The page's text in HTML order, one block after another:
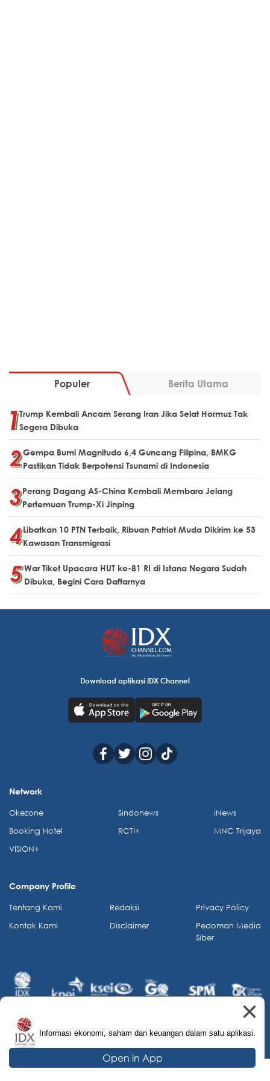
Populer Berita Utama
Trump Kembali Ancam Serang Iran Jika Selat Hormuz Tak
Segera Dibuka
Gempa Bumi Magnitudo 6,4 Guncang Filipina, BMKG
Pastikan Tidak Berpotensi Tsunami di Indonesia
Perang Dagang AS-China Kembali Membara Jelang
Pertemuan Trump-Xi Jinping
Libatkan 10 PTN Terbaik, Ribuan Patriot Muda Dikirim ke 53
Kawasan Transmigrasi
War Tiket Upacara HUT ke-81 RI di Istana Negara Sudah
Dibuka, Begini Cara Daftarnya
Informasi ekonomi, saham dan keuangan dalam satu aplikasi.
Open in App
Download aplikasi IDX Channel
Network
Okezone
Booking Hotel
VISION+
Sindonews
RCTI+
iNews
MNC Trijaya
Company Profile
Tentang Kami
Kontak Kami
Redaksi
Disclaimer
Privacy Policy
Pedoman Media
Siber
© 2026 IDX Channel. All Rights Reserved.